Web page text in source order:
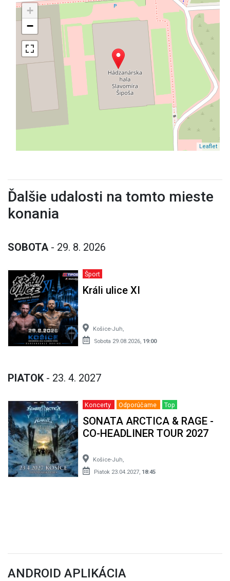
+
−
Leaflet
Ďalšie udalosti na tomto mieste
konania
SOBOTA - 29. 8. 2026
Šport
Králi ulice XI
Košice-Juh,
Sobota 29.08.2026, 19:00
PIATOK - 23. 4. 2027
Koncerty Odporúčame Top
SONATA ARCTICA & RAGE -
CO-HEADLINER TOUR 2027
Košice-Juh,
Piatok 23.04.2027, 18:45
ANDROID APLIKÁCIA